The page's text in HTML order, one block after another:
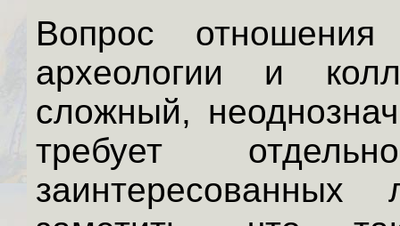
Вопрос отношения
археологии и
сложный,
требует